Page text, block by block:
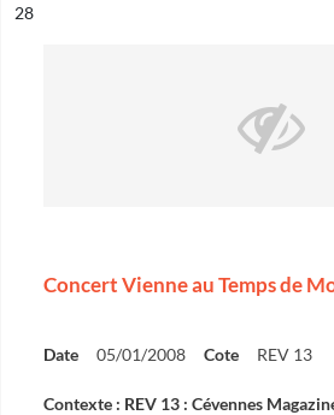
n°
28
Concert Vienne au Temps de
Date 05/01/2008 Cote REV 13
Contexte : REV 13 : Cévennes